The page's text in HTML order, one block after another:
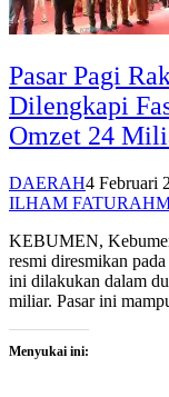
Pasar Pagi
Dilengkapi
Omzet 24
DAERAH4 Februari
ILHAM
KEBUMEN,
resmi diresmikan
ini dilakukan dalam
miliar. Pasar ini
Menyukai ini: